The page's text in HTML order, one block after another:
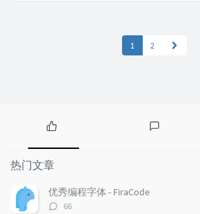
1 2
热
门
文
章
热门文章
优秀编程字体 - FiraCode
评
66